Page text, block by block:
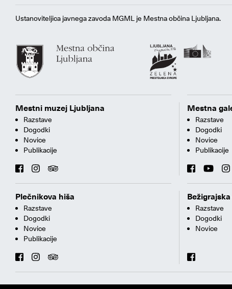
Ustanoviteljica javnega zavoda MGML je Mestna občina Ljubljana.
Mestni muzej Ljubljana
Razstave
Dogodki
Novice
Publikacije
Mestna
Razstave
Dogodki
Novice
Publikacije
Plečnikova hiša
Razstave
Dogodki
Novice
Publikacije
Razstave
Dogodki
Novice